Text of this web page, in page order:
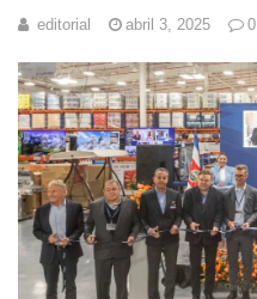
editorial abril 3, 2025 0